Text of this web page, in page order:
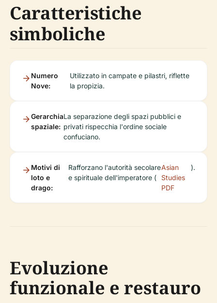
Caratteristiche
simboliche
Numero
Nove:
Utilizzato in campate e pilastri, riflette
la propizia.
Gerarchia
spaziale:
La separazione degli spazi pubblici e
privati rispecchia l'ordine sociale
confuciano.
Motivi di
loto e
drago:
Rafforzano l'autorità secolare
e spirituale dell'imperatore (
Asian
Studies
PDF
).
Evoluzione
funzionale e restauro